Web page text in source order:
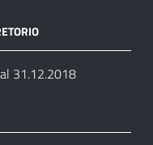
31.12.2018